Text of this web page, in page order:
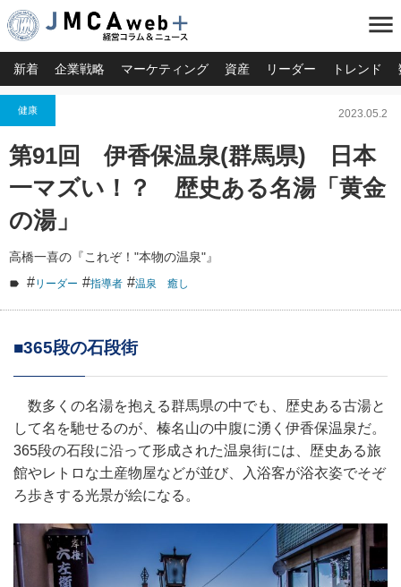
menu
新着 企業戦略 マーケティング 資産 リーダー トレンド
健康 2023.05.2
第91回 伊香保温泉(群馬県) 日本
一マズい！？ 歴史ある名湯「黄金
の湯」
高橋一喜の『これぞ！"本物の温泉"』
#リーダー #指導者 #温泉 癒し
■365段の石段街
数多くの名湯を抱える群馬県の中でも、歴史ある古湯と
して名を馳せるのが、榛名山の中腹に湧く伊香保温泉だ。
365段の石段に沿って形成された温泉街には、歴史ある旅
館やレトロな土産物屋などが並び、入浴客が浴衣姿でそぞ
ろ歩きする光景が絵になる。